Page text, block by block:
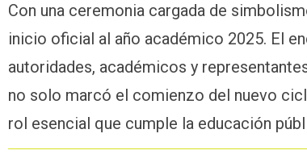
Con una ceremonia cargada de
inicio oficial al año académico 2025. El
autoridades, académicos y
no solo marcó el comienzo del nuevo
rol esencial que cumple la educación